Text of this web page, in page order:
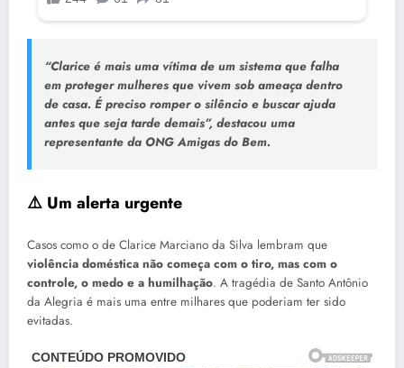
“Clarice é mais uma vítima de um sistema que falha
em proteger mulheres que vivem sob ameaça dentro
de casa. É preciso romper o silêncio e buscar ajuda
antes que seja tarde demais”, destacou uma
representante da ONG Amigas do Bem.
⚠️ Um alerta urgente
Casos como o de Clarice Marciano da Silva lembram que
violência doméstica não começa com o tiro, mas com o
controle, o medo e a humilhação. A tragédia de Santo Antônio
da Alegria é mais uma entre milhares que poderiam ter sido
evitadas.